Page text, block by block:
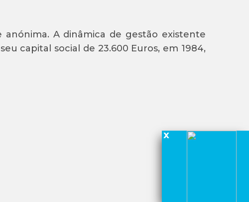
A dinâmica de gestão existente
capital social de 23.600 Euros, em 1984,
x